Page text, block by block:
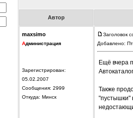
Автор
maxsimo
Администрация
Зарегистрирован:
05.02.2007
Сообщения: 2999
Откуда: Минск
Заголовок
Добавлено:
Ещё вчера
Также
"пустышки"